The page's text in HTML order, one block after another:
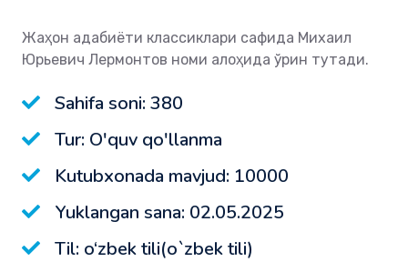
Жаҳон адабиёти классиклари сафида Михаил
Юрьевич Лермонтов номи алоҳида ўрин тутади.
Sahifa soni: 380
Tur: O'quv qo'llanma
Kutubxonada mavjud: 10000
Yuklangan sana: 02.05.2025
Til: o‘zbek tili(o`zbek tili)